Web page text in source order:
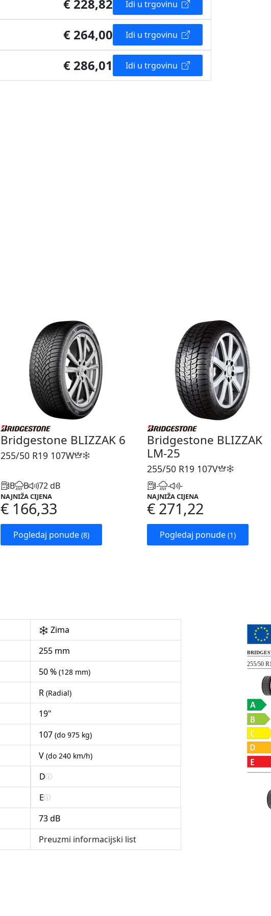
€ 228,82 Idi u trgovinu
€ 264,00 Idi u trgovinu
€ 286,01 Idi u trgovinu
Bridgestone BLIZZAK 6
255/50 R19 107W
B B 72 dB
NAJNIŽA CIJENA
€ 166,33
Pogledaj ponude (8)
Bridgestone BLIZZAK
LM-25
255/50 R19 107V
- - -
NAJNIŽA CIJENA
€ 271,22
Pogledaj ponude (1)
Zima
255 mm
50 % (128 mm)
R (Radial)
19"
107 (do 975 kg)
V (do 240 km/h)
D
E
73 dB
Preuzmi informacijski list